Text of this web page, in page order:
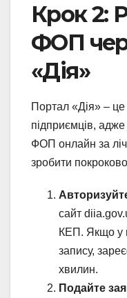
Крок 2:
ФОП
«Дія»
Портал «Дія» –
підприємців,
ФОП онлайн за
зробити
сайт
КЕП. Якщо у
запису,
хвилин.
Подайте